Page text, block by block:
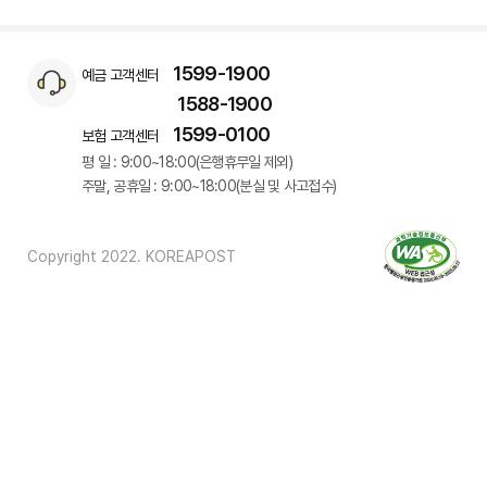
예금 고객센터
1599-1900
1588-1900
보험 고객센터 1599-0100
평 일 : 9:00~18:00(은행휴무일 제외)
주말, 공휴일 : 9:00~18:00(분실 및 사고접수)
Copyright 2022. KOREAPOST